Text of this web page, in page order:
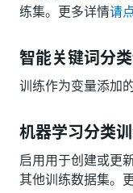
练集。更多详情请
智能关键词分
训练作为变量添加
机器学习分类
启用用于创建或更
其他训练数据集。